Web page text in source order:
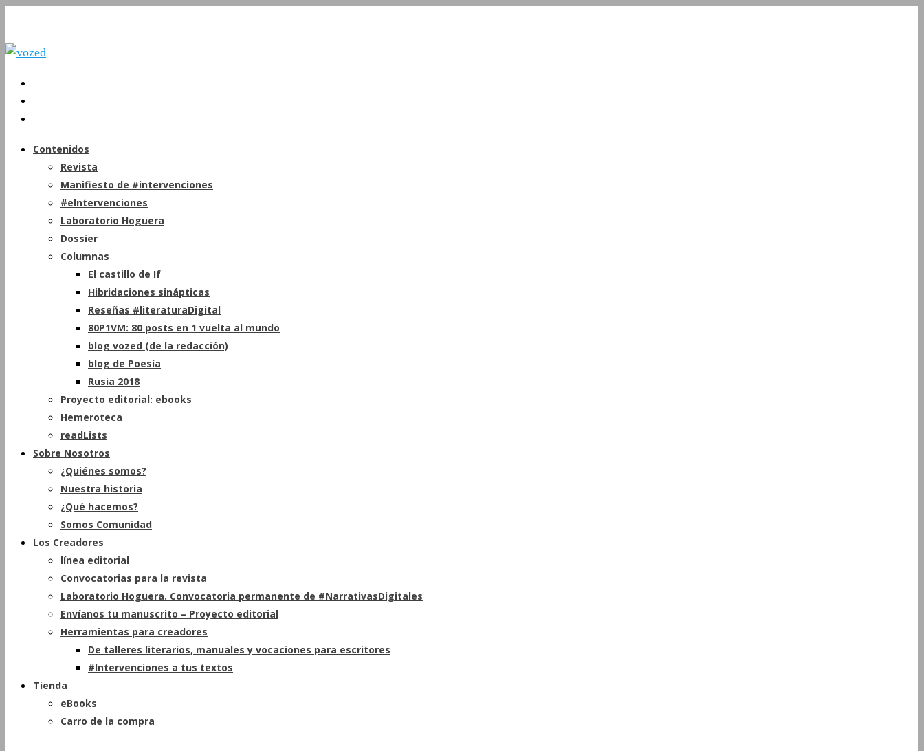
Contenidos
Revista
Manifiesto de #intervenciones
#eIntervenciones
Laboratorio Hoguera
Dossier
Columnas
El castillo de If
Hibridaciones sinápticas
Reseñas #literaturaDigital
80P1VM: 80 posts en 1 vuelta al mundo
blog vozed (de la redacción)
blog de Poesía
Rusia 2018
Proyecto editorial: ebooks
Hemeroteca
readLists
Sobre Nosotros
¿Quiénes somos?
Nuestra historia
¿Qué hacemos?
Somos Comunidad
Los Creadores
línea editorial
Convocatorias para la revista
Laboratorio Hoguera. Convocatoria permanente de #NarrativasDigitales
Envíanos tu manuscrito – Proyecto editorial
Herramientas para creadores
De talleres literarios, manuales y vocaciones para escritores
#Intervenciones a tus textos
Tienda
eBooks
Carro de la compra